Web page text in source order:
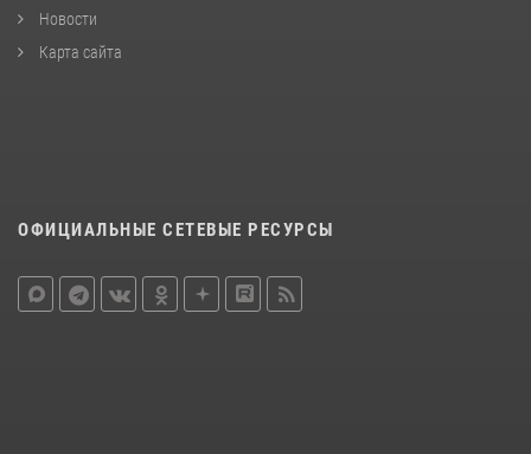
Новости
Карта сайта
ОФИЦИАЛЬНЫЕ СЕТЕВЫЕ РЕСУРСЫ